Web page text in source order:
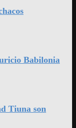
Babilonia
Tiuna son